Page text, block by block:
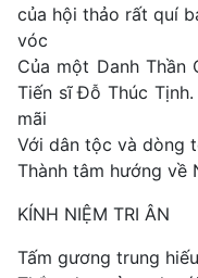
của hội thảo rất quí
vóc
Của một Danh Thần
Tiến sĩ Đỗ Thúc
mãi
Với dân tộc và dòng
Thành tâm hướng về
KÍNH NIỆM TRI ÂN
Tấm gương trung